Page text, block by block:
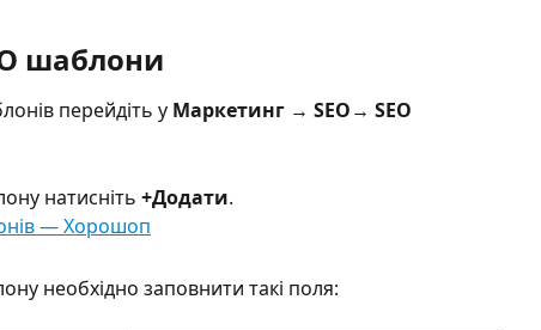
шаблони
перейдіть у Маркетинг → SEO→ SEO
натисніть +Додати.
необхідно заповнити такі поля: